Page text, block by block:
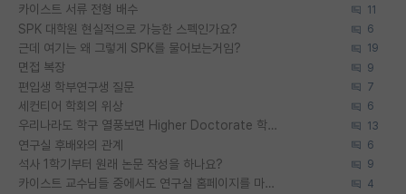
카이스트 서류 전형 배수 11
SPK 대학원 현실적으로 가능한 스펙인가요? 6
근데 여기는 왜 그렇게 SPK를 물어보는거임? 19
면접 복장 9
편입생 학부연구생 질문 7
세컨티어 학회의 위상 6
우리나라도 학구 열풍보면 Higher Doctorate 학위가 필요하다고 봅니다. 13
연구실 후배와의 관계 6
석사 1학기부터 원래 논문 작성을 하나요? 9
카이스트 교수님들 중에서도 연구실 홈페이지를 마련 안 하신 분들이 계시던데 4